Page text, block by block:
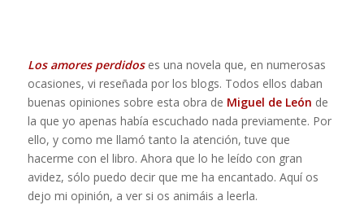
Los amores perdidoses una novela que, en numerosas
ocasiones, vi reseñada por los blogs. Todos ellos daban
buenas opiniones sobre esta obra de Miguel de León de
la que yo apenas había escuchado nada previamente. Por
ello, y como me llamó tanto la atención, tuve que
hacerme con el libro. Ahora que lo he leído con gran
avidez, sólo puedo decir que me ha encantado. Aquí os
dejo mi opinión, a ver si os animáis a leerla.